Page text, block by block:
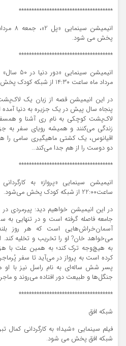
*************************************
پخش می شود.
*************************************
مرداد ماه ساعت 14:30 از شبکه کودک پخش می شود.
در این انیمیشن قصه از زبان یک
پنجاه سال پیش در یک جزیره به دنیا
لاک‌پشت کوچکی به نام ری آشنا و
زندگی می‌کنند و همیشه رویای سفر به
اقیانوس، یک کشتی ماهیگیری سامی را
دو دوست را از هم جدا می‌کند…
*************************************
ساعت22:00 از شبکه کودک پخش می‌شود.
در این انیمیشن خواهیم دید: پیرمردی
جامعه فاصله گرفته است و در تنهایی
آسمان‌خراش‌هایی است که هر روز
می‌خواهد خان? او را تخریب و تخلیه کند.
به هیچ‌وجه ترک کند؛ به همین علت با
کرده ‌است به پرواز در می‌آید تا سفر
پسر شش ساله‌ای به نام راسل نیز با او
جنگل‌ها و طبیعت دور افتاده می‌روند و
*************************************
شبکه افق
شبکه افق پخش می شود.